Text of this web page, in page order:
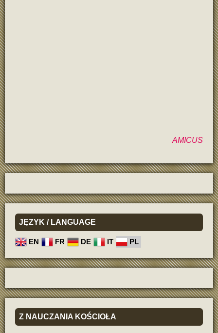
AMICUS
JĘZYK / LANGUAGE
EN FR DE IT PL
Z NAUCZANIA KOŚCIOŁA